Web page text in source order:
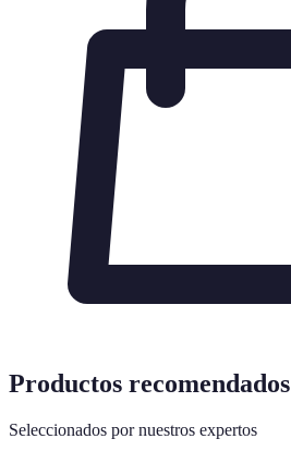
Productos recomendados
Seleccionados por nuestros expertos